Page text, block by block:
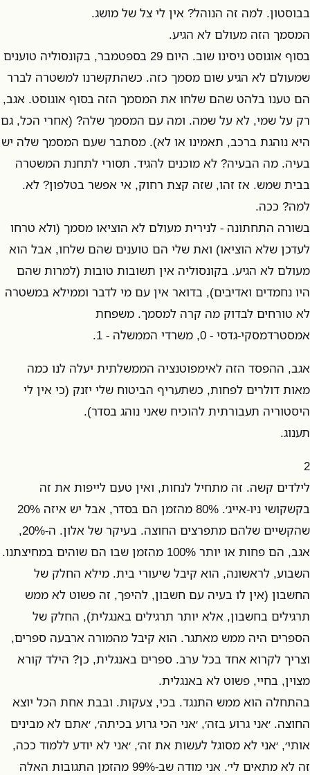
בבוסטון. למה זה הנוהל? אין לי צל של מושג.
המסמך הזה מעולם לא הגיע.
בסוף אוגוסט ניסינו שוב. היום 29 בספטמבר, בקונסוליה טוענים
שמעולם לא הגיע שום מסמך כזה. כשהתקשרנו למשטרה לברר
הם טענו בלהט שהם שלחו את המסמך הזה בסוף אוגוסט. אגב,
רק על שמי, לא על שמה. ומה עם המסמך שלה? (אחרי הכל, גם
היא נוהגת ברכב, תאמינו או לא). מסתבר שעם המסמך שלה יש
בעיה. מה הבעיה? לא מוכנים להגיד. תסורי לתחנת המשטרה
בבית שמש. אז זהו, שזה קצת רחוק, אי אפשר בטלפון? לא.
למה? ככה.
בשורה התחתונה - לנירית מעולם לא הוציאו מסמך (ולא טרחו
לעדכן שלא הוציאו) ואת שלי הם טוענים שהם שלחו, אבל הוא
מעולם לא הגיע. בקונסוליה אין תשובות טובות (למרות שהם
היו נחמדים ואדיבים), בדואר אין עם מי לדבר וממילא במשטרה
לא טורחים לבדוק מה קרה למסמך. משפחת
אמסטרדמסקי-גדסי - 0, משרדי הממשלה - 1.
אגב, ההפסד הזה לאימפוטנציה הממשלתית יעלה לנו כמה
מאות דולרים לפחות, כשתעריף הביטוח שלי יזנק (כי אין לי
היסטוריה תעבורתית להוכיח שאני נוהג בסדר).
תענוג.
2
לילדים קשה. זה מתחיל לנחות, ואין טעם לייפות את זה
בקשקושי ניו-אייג׳. 80% מהזמן הם בסדר, אבל יש איזה 20%
שהקשיים שלהם מתפרצים החוצה. בעיקר של אלון. ה-20%,
אגב, הם פחות או יותר 100% מהזמן שבו הם שוהים במחיצתנו.
השבוע, לראשונה, הוא קיבל שיעורי בית. מילא החלק של
החשבון (אין לו בעיה עם חשבון, להיפך, זה פשוט לא ממש
תרגילים בחשבון, אלא יותר תרגילים באנגלית), החלק של
הספרים היה ממש מאתגר. הוא קיבל מהמורה ארבעה ספרים,
וצריך לקרוא אחד בכל ערב. ספרים באנגלית, כן? הילד קורא
מצוין, בחיי, פשוט לא באנגלית.
בהתחלה הוא ממש התנגד. בכי, צעקות. ובבת אחת הכל יוצא
החוצה. ׳אני גרוע בזה׳, ׳אני הכי גרוע בכיתה׳, ׳אתם לא מבינים
אותי׳, ׳אני לא מסוגל לעשות את זה׳, ׳אני לא יודע ללמוד ככה,
זה לא מתאים לי׳. אני מודה שב-99% מהזמן התגובות האלה